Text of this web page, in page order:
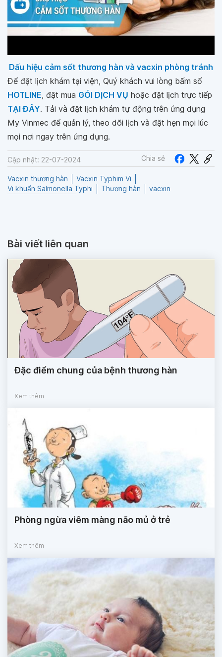
Dấu hiệu cảm sốt thương hàn và vacxin phòng tránh
Để đặt lịch khám tại viện, Quý khách vui lòng bấm số
HOTLINE, đặt mua GÓI DỊCH VỤ hoặc đặt lịch trực tiếp
TẠI ĐÂY. Tải và đặt lịch khám tự động trên ứng dụng
My Vinmec để quản lý, theo dõi lịch và đặt hẹn mọi lúc
mọi nơi ngay trên ứng dụng.
Cập nhật: 22-07-2024 Chia sẻ
Vacxin thương hàn
Vacxin Typhim Vi
Vi khuẩn Salmonella Typhi
Thương hàn vacxin
Bài viết liên quan
Đặc điểm chung của bệnh thương hàn
Xem thêm
Phòng ngừa viêm màng não mủ ở trẻ
Xem thêm